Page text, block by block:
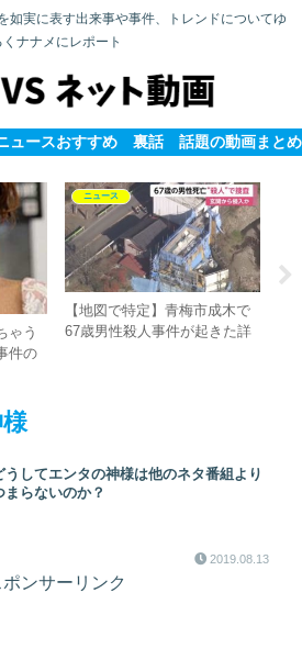
如実に表す出来事や事件、トレンドについてゆ
くナナメにレポート
ュースおすすめ 裏話 話題の動画まとめ
ゃう
件の
ニュース
【地図で特定】青梅市成木で
67歳男性殺人事件が起きた詳
うしてエンタの神様は他のネタ番組より
まらないのか？
2019.08.13
ポンサーリンク